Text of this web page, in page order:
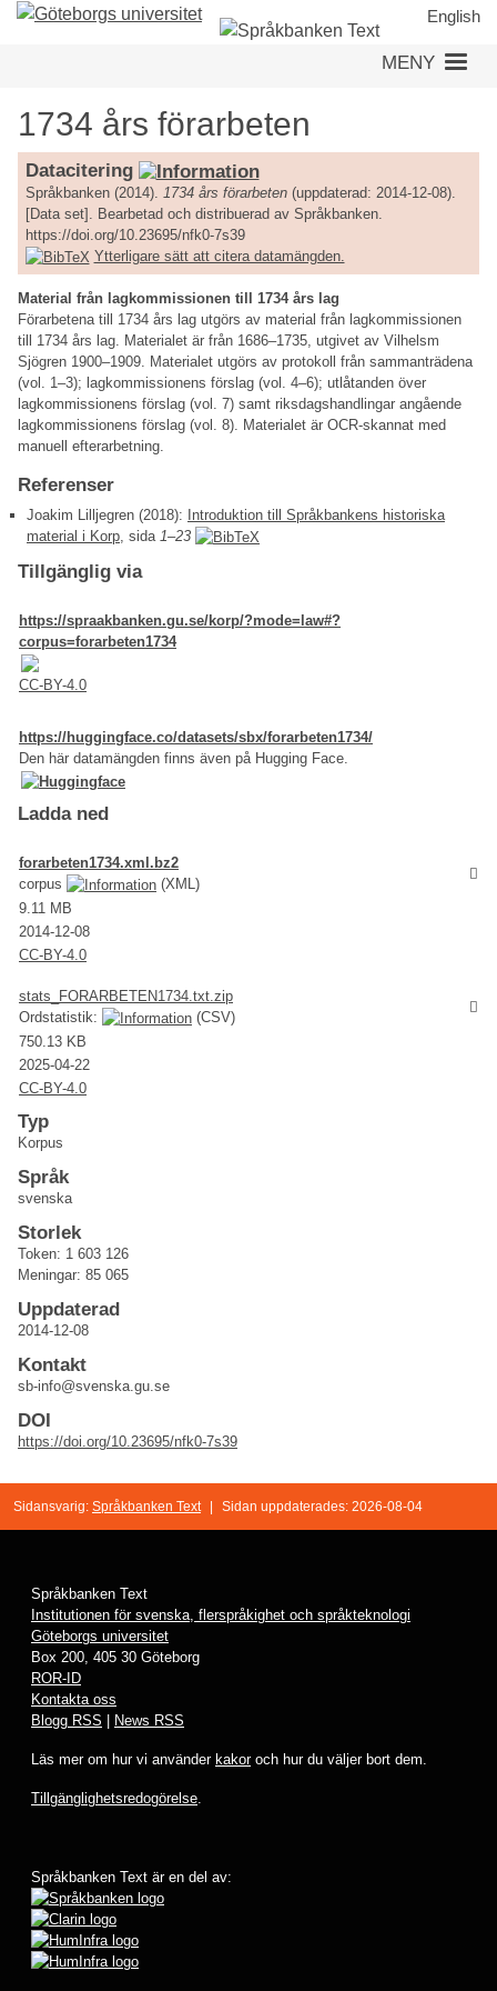
Hoppa
English
MENY
1734 års förarbeten
Datacitering
Språkbanken (2014). 1734 års förarbeten(uppdaterad: 2014-12-08).
[Data set]. Bearbetad och distribuerad av Språkbanken.
https://doi.org/10.23695/nfk0-7s39
Ytterligare sätt att citera datamängden.
Material från lagkommissionen till 1734 års lag
Förarbetena till 1734 års lag utgörs av material från lagkommissionen
till 1734 års lag. Materialet är från 1686–1735, utgivet av Vilhelsm
Sjögren 1900–1909. Materialet utgörs av protokoll från sammanträdena
(vol. 1–3); lagkommissionens förslag (vol. 4–6); utlåtanden över
lagkommissionens förslag (vol. 7) samt riksdagshandlingar angående
lagkommissionens förslag (vol. 8). Materialet är OCR-skannat med
manuell efterarbetning.
Referenser
Joakim Lilljegren (2018):
Introduktion till Språkbankens historiska
material i Korp, sida 1–23
Tillgänglig via
https://spraakbanken.gu.se/korp/?mode=law#?
corpus=forarbeten1734
CC-BY-4.0
https://huggingface.co/datasets/sbx/forarbeten1734/
Den här datamängden finns även på Hugging Face.
Ladda ned
forarbeten1734.xml.bz2
corpus
(XML)
9.11 MB
2014-12-08
CC-BY-4.0
stats_FORARBETEN1734.txt.zip
Ordstatistik:
(CSV)
750.13 KB
2025-04-22
CC-BY-4.0
Typ
Korpus
Språk
svenska
Storlek
Token: 1 603 126
Meningar: 85 065
Uppdaterad
2014-12-08
Kontakt
sb-info@svenska.gu.se
DOI
https://doi.org/10.23695/nfk0-7s39
Sidansvarig: Språkbanken Text Sidan uppdaterades: 2026-08-04
Språkbanken Text
Institutionen för svenska, flerspråkighet och språkteknologi
Göteborgs universitet
Box 200, 405 30 Göteborg
ROR-ID
Kontakta oss
Blogg RSS
News RSS
Läs mer om hur vi använder kakoroch hur du väljer bort dem.
Tillgänglighetsredogörelse
Språkbanken Text är en del av: